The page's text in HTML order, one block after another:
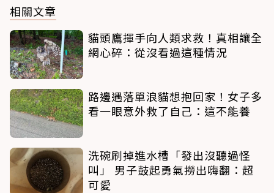
相關文章
貓頭鷹揮手向人類求救！真相讓全
網心碎：從沒看過這種情況
路邊遇落單浪貓想抱回家！女子多
看一眼意外救了自己：這不能養
洗碗刷掉進水槽「發出沒聽過怪
叫」 男子鼓起勇氣撈出嗨翻：超
可愛